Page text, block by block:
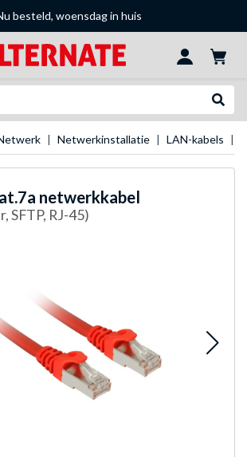
besteld, woensdag in huis
Netwerkinstallatie LAN-kabels
netwerkkabel
SFTP, RJ-45)